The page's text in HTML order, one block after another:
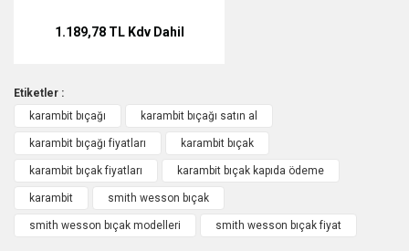
1.189,78 TL Kdv Dahil
Etiketler :
karambit bıçağı
karambit bıçağı satın al
karambit bıçağı fiyatları karambit bıçak
karambit bıçak fiyatları karambit bıçak kapıda ödeme
karambit smith wesson bıçak
smith wesson bıçak modelleri smith wesson bıçak fiyat